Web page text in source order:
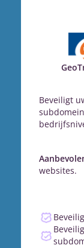
Beveiligt
websites.